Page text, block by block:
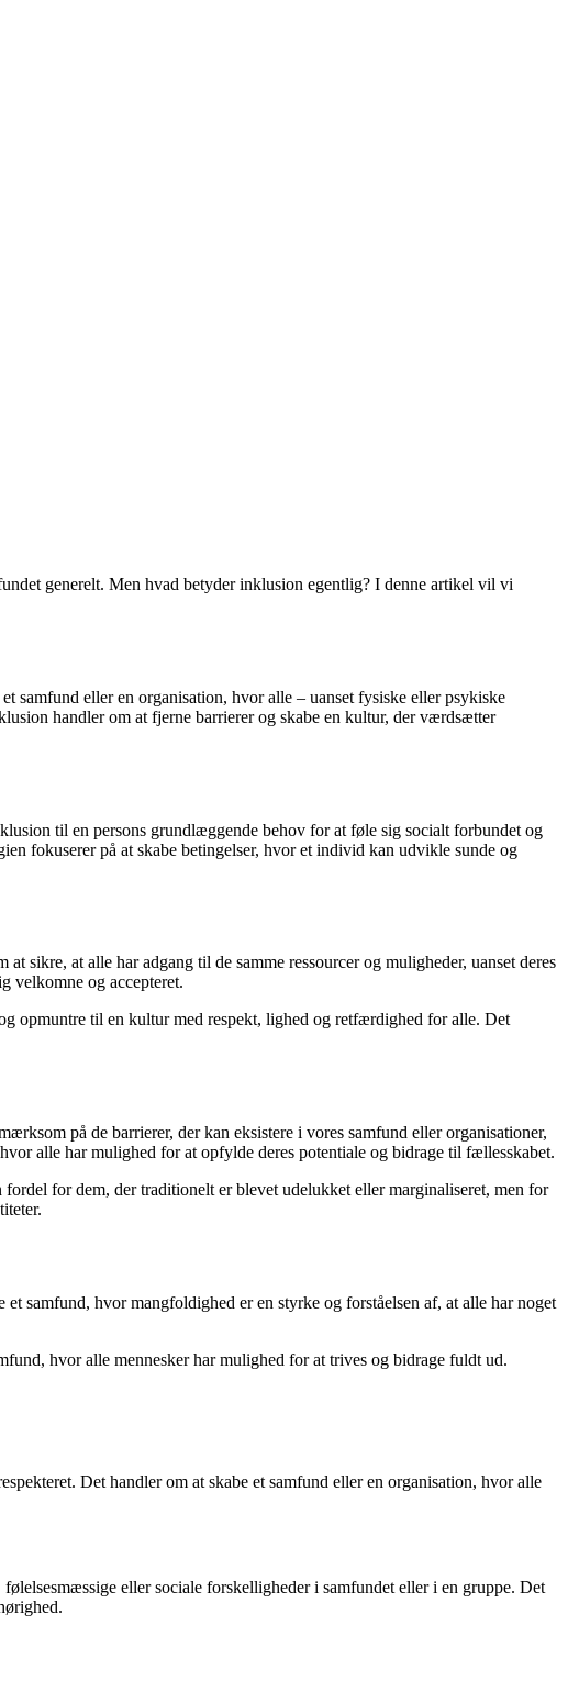
generelt. Men hvad betyder inklusion egentlig? I denne artikel vil vi
samfund eller en organisation, hvor alle – uanset fysiske eller psykiske
handler om at fjerne barrierer og skabe en kultur, der værdsætter
til en persons grundlæggende behov for at føle sig socialt forbundet og
fokuserer på at skabe betingelser, hvor et individ kan udvikle sunde og
at alle har adgang til de samme ressourcer og muligheder, uanset deres
velkomne og accepteret.
opmuntre til en kultur med respekt, lighed og retfærdighed for alle. Det
på de barrierer, der kan eksistere i vores samfund eller organisationer,
alle har mulighed for at opfylde deres potentiale og bidrage til fællesskabet.
for dem, der traditionelt er blevet udelukket eller marginaliseret, men for
samfund, hvor mangfoldighed er en styrke og forståelsen af, at alle har noget
hvor alle mennesker har mulighed for at trives og bidrage fuldt ud.
Det handler om at skabe et samfund eller en organisation, hvor alle
eller sociale forskelligheder i samfundet eller i en gruppe. Det